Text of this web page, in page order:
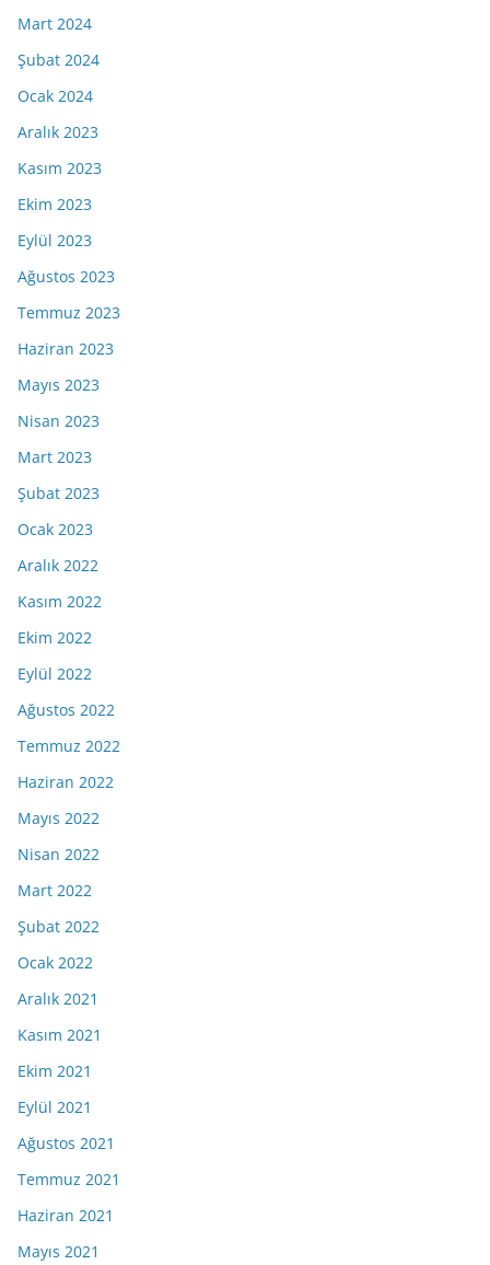
Mart 2024
Şubat 2024
Ocak 2024
Aralık 2023
Kasım 2023
Ekim 2023
Eylül 2023
Ağustos 2023
Temmuz 2023
Haziran 2023
Mayıs 2023
Nisan 2023
Mart 2023
Şubat 2023
Ocak 2023
Aralık 2022
Kasım 2022
Ekim 2022
Eylül 2022
Ağustos 2022
Temmuz 2022
Haziran 2022
Mayıs 2022
Nisan 2022
Mart 2022
Şubat 2022
Ocak 2022
Aralık 2021
Kasım 2021
Ekim 2021
Eylül 2021
Ağustos 2021
Temmuz 2021
Haziran 2021
Mayıs 2021